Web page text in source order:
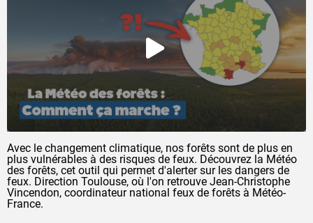
Avec le changement climatique, nos forêts sont de plus en
plus vulnérables à des risques de feux. Découvrez la Météo
des forêts, cet outil qui permet d'alerter sur les dangers de
feux. Direction Toulouse, où l'on retrouve Jean-Christophe
Vincendon, coordinateur national feux de forêts à Météo-
France.